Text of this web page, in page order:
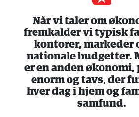
Når vi taler om
fremkalder vi typisk
kontorer, markeder
nationale budgetter.
er en anden økonomi,
enorm og tavs, der
hver dag i hjem og
samfund.